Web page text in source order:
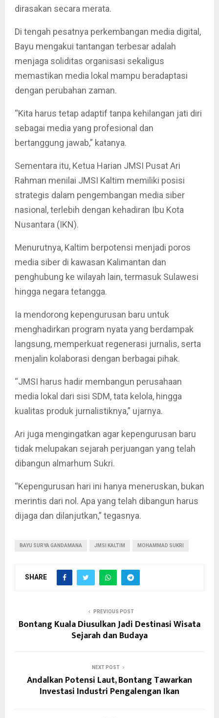
dirasakan secara merata.
Di tengah pesatnya perkembangan media digital,
Bayu mengakui tantangan terbesar adalah
menjaga soliditas organisasi sekaligus
memastikan media lokal mampu beradaptasi
dengan perubahan zaman.
“Kita harus tetap adaptif tanpa kehilangan jati diri
sebagai media yang profesional dan
bertanggung jawab,” katanya.
Sementara itu, Ketua Harian JMSI Pusat Ari
Rahman menilai JMSI Kaltim memiliki posisi
strategis dalam pengembangan media siber
nasional, terlebih dengan kehadiran Ibu Kota
Nusantara (IKN).
Menurutnya, Kaltim berpotensi menjadi poros
media siber di kawasan Kalimantan dan
penghubung ke wilayah lain, termasuk Sulawesi
hingga negara tetangga.
Ia mendorong kepengurusan baru untuk
menghadirkan program nyata yang berdampak
langsung, memperkuat regenerasi jurnalis, serta
menjalin kolaborasi dengan berbagai pihak.
“JMSI harus hadir membangun perusahaan
media lokal dari sisi SDM, tata kelola, hingga
kualitas produk jurnalistiknya,” ujarnya.
Ari juga mengingatkan agar kepengurusan baru
tidak melupakan sejarah perjuangan yang telah
dibangun almarhum Sukri.
“Kepengurusan hari ini hanya meneruskan, bukan
merintis dari nol. Apa yang telah dibangun harus
dijaga dan dilanjutkan,” tegasnya.
BAYU SURYA GANDAMANA JMSI KALTIM MOHAMMAD SUKRI
SHARE
PREVIOUS POST
Bontang Kuala Diusulkan Jadi Destinasi Wisata
Sejarah dan Budaya
NEXT POST
Andalkan Potensi Laut, Bontang Tawarkan
Investasi Industri Pengalengan Ikan